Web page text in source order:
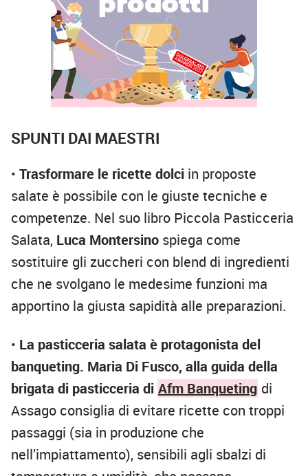
SPUNTI DAI MAESTRI
• Trasformare le ricette dolci in proposte
salate è possibile con le giuste tecniche e
competenze. Nel suo libro Piccola Pasticceria
Salata, Luca Montersino spiega come
sostituire gli zuccheri con blend di ingredienti
che ne svolgano le medesime funzioni ma
apportino la giusta sapidità alle preparazioni.
• La pasticceria salata è protagonista del
banqueting. Maria Di Fusco, alla guida della
brigata di pasticceria di Afm Banqueting di
Assago consiglia di evitare ricette con troppi
passaggi (sia in produzione che
nell’impiattamento), sensibili agli sbalzi di